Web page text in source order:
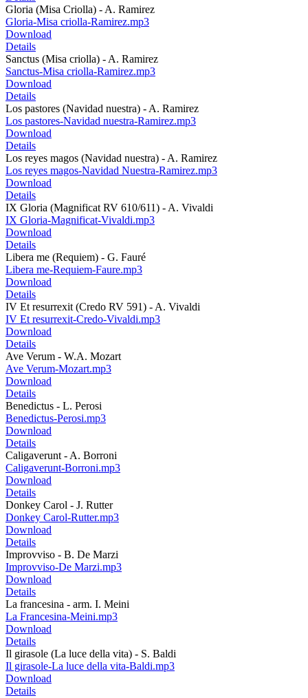
Gloria (Misa Criolla) - A. Ramirez
Gloria-Misa criolla-Ramirez.mp3
Download
Details
Sanctus (Misa criolla) - A. Ramirez
Sanctus-Misa criolla-Ramirez.mp3
Download
Details
Los pastores (Navidad nuestra) - A. Ramirez
Los pastores-Navidad nuestra-Ramirez.mp3
Download
Details
Los reyes magos (Navidad nuestra) - A. Ramirez
Los reyes magos-Navidad Nuestra-Ramirez.mp3
Download
Details
IX Gloria (Magnificat RV 610/611) - A. Vivaldi
IX Gloria-Magnificat-Vivaldi.mp3
Download
Details
Libera me (Requiem) - G. Fauré
Libera me-Requiem-Faure.mp3
Download
Details
IV Et resurrexit (Credo RV 591) - A. Vivaldi
IV Et resurrexit-Credo-Vivaldi.mp3
Download
Details
Ave Verum - W.A. Mozart
Ave Verum-Mozart.mp3
Download
Details
Benedictus - L. Perosi
Benedictus-Perosi.mp3
Download
Details
Caligaverunt - A. Borroni
Caligaverunt-Borroni.mp3
Download
Details
Donkey Carol - J. Rutter
Donkey Carol-Rutter.mp3
Download
Details
Improvviso - B. De Marzi
Improvviso-De Marzi.mp3
Download
Details
La francesina - arm. I. Meini
La Francesina-Meini.mp3
Download
Details
Il girasole (La luce della vita) - S. Baldi
Il girasole-La luce della vita-Baldi.mp3
Download
Details